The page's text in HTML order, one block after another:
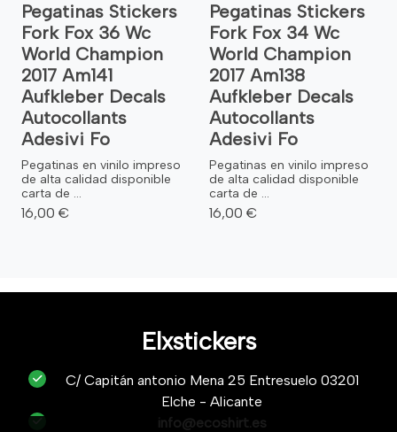
Pegatinas Stickers
Fork Fox 36 Wc
World Champion
2017 Am141
Aufkleber Decals
Autocollants
Adesivi Fo
Pegatinas en vinilo impreso
de alta calidad disponible
carta de ...
16,00 €
Pegatinas Stickers
Fork Fox 34 Wc
World Champion
2017 Am138
Aufkleber Decals
Autocollants
Adesivi Fo
Pegatinas en vinilo impreso
de alta calidad disponible
carta de ...
16,00 €
Elxstickers
C/ Capitán antonio Mena 25 Entresuelo 03201
Elche - Alicante
info@ecoshirt.es